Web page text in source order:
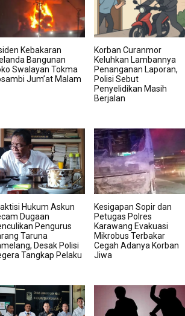
Kebakaran
Bangunan
Swalayan Tokma
Jum’at Malam
Korban Curanmor
Keluhkan Lambannya
Penanganan Laporan,
Polisi Sebut
Penyelidikan Masih
Berjalan
Hukum Askun
Dugaan
Pengurus
Taruna
Desak Polisi
Tangkap Pelaku
Kesigapan Sopir dan
Petugas Polres
Karawang Evakuasi
Mikrobus Terbakar
Cegah Adanya Korban
Jiwa